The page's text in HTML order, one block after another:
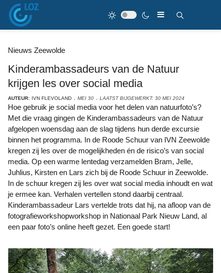
Nieuws Zeewolde
Kinderambassadeurs van de Natuur
krijgen les over social media
AUTEUR: IVN FLEVOLAND MEI 30 LAATST BIJGEWERKT: 30 MEI 2024
Hoe gebruik je social media voor het delen van natuurfoto’s?
Met die vraag gingen de Kinderambassadeurs van de Natuur
afgelopen woensdag aan de slag tijdens hun derde excursie
binnen het programma. In de Roode Schuur van IVN Zeewolde
kregen zij les over de mogelijkheden én de risico’s van social
media. Op een warme lentedag verzamelden Bram, Jelle,
Juhlius, Kirsten en Lars zich bij de Roode Schuur in Zeewolde.
In de schuur kregen zij les over wat social media inhoudt en wat
je ermee kan. Verhalen vertellen stond daarbij centraal.
Kinderambassadeur Lars vertelde trots dat hij, na afloop van de
fotografieworkshopworkshop in Nationaal Park Nieuw Land, al
een paar foto’s online heeft gezet. Een goede start!